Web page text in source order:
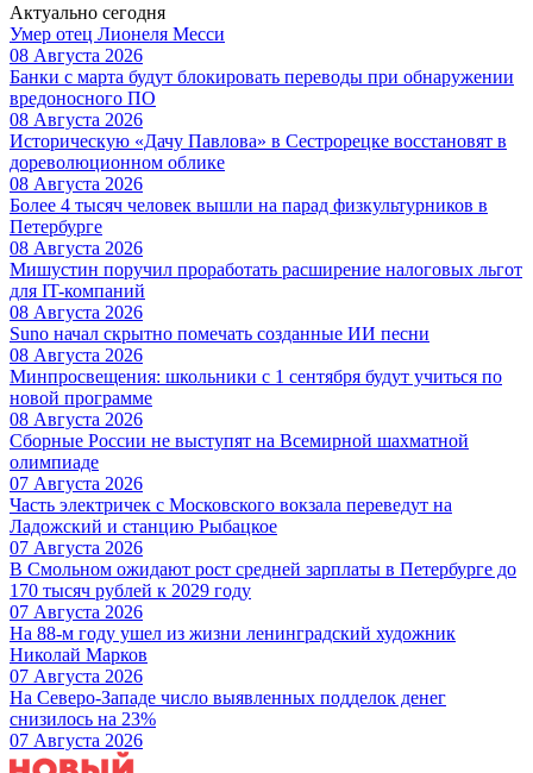
Актуально сегодня
Умер отец Лионеля Месси
08 Августа 2026
Банки с марта будут блокировать переводы при обнаружении
вредоносного ПО
08 Августа 2026
Историческую «Дачу Павлова» в Сестрорецке восстановят в
дореволюционном облике
08 Августа 2026
Более 4 тысяч человек вышли на парад физкультурников в
Петербурге
08 Августа 2026
Мишустин поручил проработать расширение налоговых льгот
для IT-компаний
08 Августа 2026
Suno начал скрытно помечать созданные ИИ песни
08 Августа 2026
Минпросвещения: школьники с 1 сентября будут учиться по
новой программе
08 Августа 2026
Сборные России не выступят на Всемирной шахматной
олимпиаде
07 Августа 2026
Часть электричек с Московского вокзала переведут на
Ладожский и станцию Рыбацкое
07 Августа 2026
В Смольном ожидают рост средней зарплаты в Петербурге до
170 тысяч рублей к 2029 году
07 Августа 2026
На 88-м году ушел из жизни ленинградский художник
Николай Марков
07 Августа 2026
На Северо-Западе число выявленных подделок денег
снизилось на 23%
07 Августа 2026